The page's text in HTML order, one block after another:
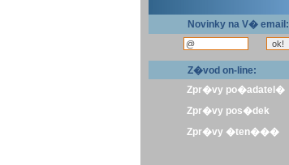
Novinky na V� email:
Z�vod on-line:
Zpr�vy po�adatel�
Zpr�vy pos�dek
Zpr�vy �ten���